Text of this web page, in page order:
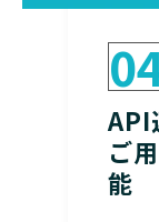
API
ご
能